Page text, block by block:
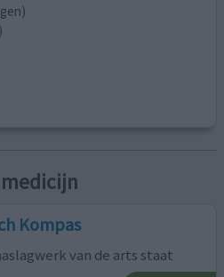
Kompas
van de arts staat